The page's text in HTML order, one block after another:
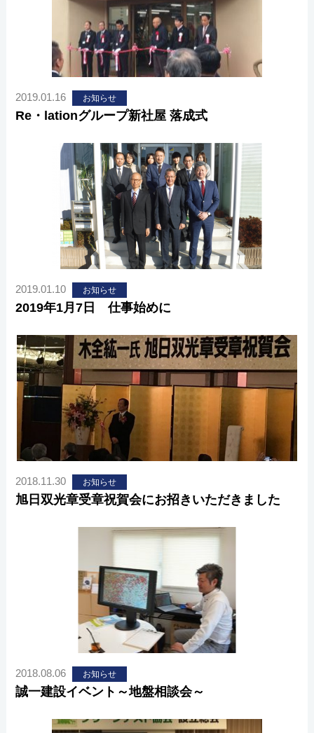
2019.01.16 お知らせ
Re・lationグループ新社屋 落成式
2019.01.10 お知らせ
2019年1月7日 仕事始めに
2018.11.30 お知らせ
旭日双光章受章祝賀会にお招きいただきました
2018.08.06 お知らせ
誠一建設イベント～地盤相談会～